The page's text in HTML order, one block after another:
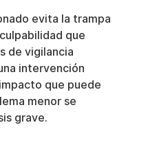
evita la trampa
que
de vigilancia
intervención
que puede
menor se
grave.